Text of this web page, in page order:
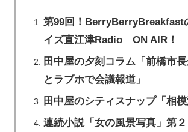
第99回！BerryBerryBreakfast
イズ直江津Radio ON AIR！
田中屋の夕刻コラム「前橋市
とラブホで会議報道」
田中屋のシティスナップ「相模
連続小説「女の風景写真」第